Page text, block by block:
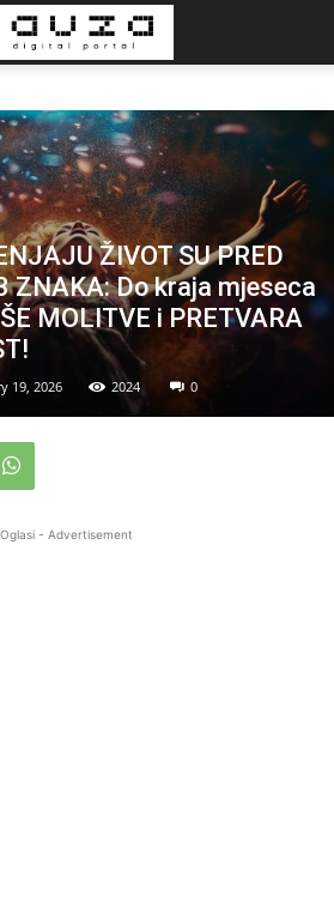
ŽIVOT SU PRED
ZNAKA: Do kraja mjeseca
MOLITVE i PRETVARA
19, 2026 2024 0
Oglasi - Advertisement